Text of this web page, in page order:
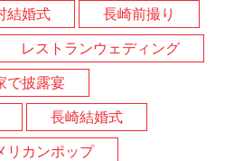
結婚式
長崎前撮り
レストランウェディング
で披露宴
長崎結婚式
リカンポップ